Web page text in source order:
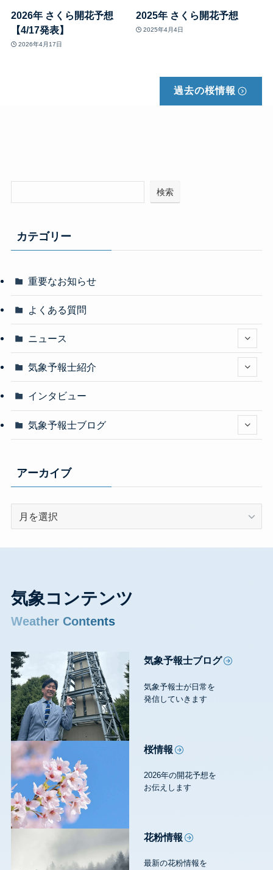
2026年 さくら開花予想
【4/17発表】
2026年4月17日
2025年 さくら開花予想
2025年4月4日
過去の桜情報
検索
カテゴリー
重要なお知らせ
よくある質問
ニュース
気象予報士紹介
インタビュー
気象予報士ブログ
アーカイブ
気象コンテンツ
Weather Contents
気象予報士ブログ
気象予報士が日常を
発信していきます
桜情報
2026年の開花予想を
お伝えします
花粉情報
最新の花粉情報を